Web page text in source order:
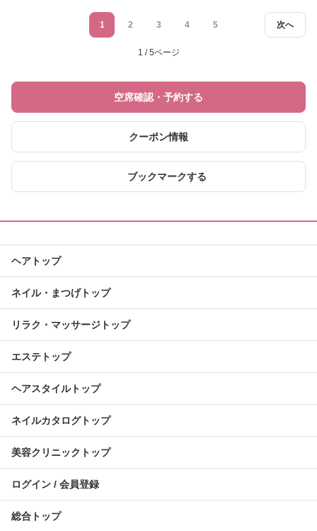
次へ
1 2 3 4 5
1 / 5ページ
空席確認・予約する
クーポン情報
ブックマークする
ヘアトップ
ネイル・まつげトップ
リラク・マッサージトップ
エステトップ
ヘアスタイルトップ
ネイルカタログトップ
美容クリニックトップ
ログイン / 会員登録
総合トップ